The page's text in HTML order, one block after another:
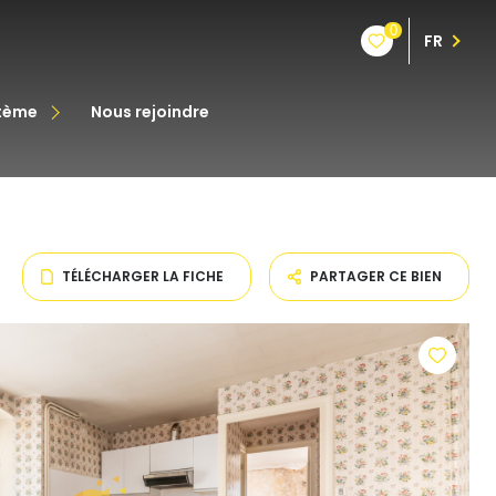
0 FR
nous rejoindre
TÉLÉCHARGER LA FICHE PARTAGER CE BIEN